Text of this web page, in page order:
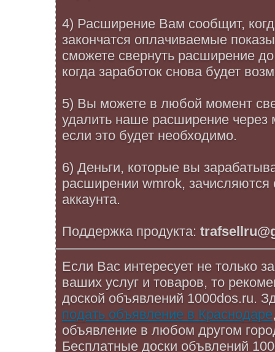
4) Расширение Вам сообщит,
закончатся оплачиваемые
сможете свернуть расширение
когда заработок снова будет
5) Вы можете в любой момент
удалить наше расширение
если это будет необходимо.
6) Деньги, которые вы
расширении wmrok, зачисляются
аккаунта.
Поддержка продукта:
Если Вас интересует не только
ваших услуг и товаров, то
доской объявлений 1000dos.ru.
подать объявление в Краснодаре
объявление в любом другом
Бесплатные доски объвлений